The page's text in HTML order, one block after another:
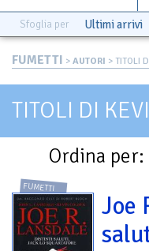
Sfoglia per Ultimi arrivi
FUMETTI > AUTORI > TITOLI
TITOLI DI
Ordina per:
FUMETTI
Joe